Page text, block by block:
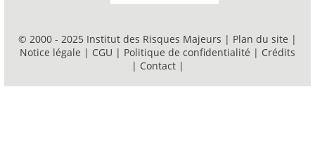
© 2000 - 2025 Institut des Risques Majeurs | Plan du site |
Notice légale | CGU | Politique de confidentialité | Crédits
| Contact |